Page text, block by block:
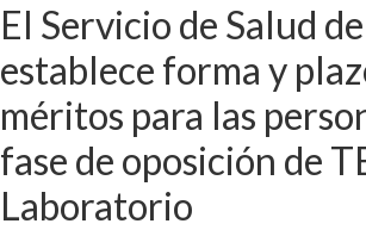
El Servicio de Salud
establece forma y
méritos para las
fase de oposición de
Laboratorio